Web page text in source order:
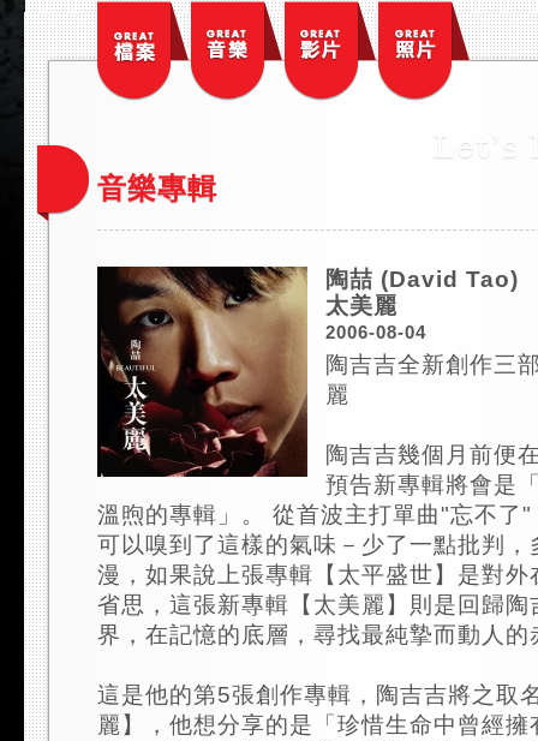
音樂專輯
陶喆 (David Tao)
太美麗
2006-08-04
陶吉吉全新創作三
麗
陶吉吉幾個月前便
預告新專輯將會是
溫煦的專輯」。 從首波主打單曲"忘不了
可以嗅到了這樣的氣味－少了一點批判，
漫，如果說上張專輯【太平盛世】是對外
省思，這張新專輯【太美麗】則是回歸陶
界，在記憶的底層，尋找最純摯而動人的
這是他的第5張創作專輯，陶吉吉將之取
麗】，他想分享的是「珍惜生命中曾經擁